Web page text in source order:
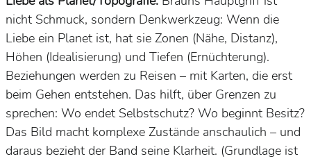
nicht Schmuck, sondern Denkwerkzeug: Wenn die
Liebe ein Planet ist, hat sie Zonen (Nähe, Distanz),
Höhen (Idealisierung) und Tiefen (Ernüchterung).
Beziehungen werden zu Reisen – mit Karten, die erst
beim Gehen entstehen. Das hilft, über Grenzen zu
sprechen: Wo endet Selbstschutz? Wo beginnt Besitz?
Das Bild macht komplexe Zustände anschaulich – und
daraus bezieht der Band seine Klarheit. (Grundlage ist